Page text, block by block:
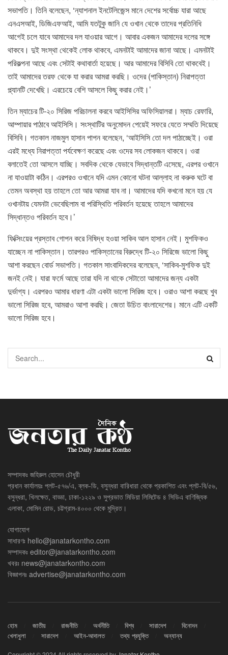
সভাপতি। তিনি বলেছেন, ‘ন্যাশনাল ইনটেলিজেন্স মানে দেশের সর্বোচ্চ যারা আছে
এনএসআই, ডিজিএফআই, আমি যতটুকু জানি যে ওখান থেকে তাদের প্রতিনিধি
আগেই চলে যাবে আমাদের দল যাওয়ার আগে। আবার একজন আমাদের দলের সঙ্গে
থাকবে। দুই সংস্থা থেকেই লোক থাকবে, এমনটাই আমাদের জানা আছে। এমনটাই
পরিকল্পনা আছে এবং সেটাই কথাবার্তা হয়েছে। আর আমাদের বিসিবি তো থাকবেই।
তাই আমাদের তরফ থেকে যা করার আমরা করছি। ওদের (পাকিস্তান) নিরাপত্তা
প্ল্যানটি দেখেছি। এরচেয়ে বেশি আসলে কিছু করার নেই।’
তিন ম্যাচের টি-২০ সিরিজ পরিচালনা করবে আইসিসির অফিসিয়ালরা। ম্যাচ রেফারি,
আম্পায়ার পাঠাবে আইসিসি। সংস্থাটির অনুমোদন পেয়েই সফরে যেতে সম্মতি দিয়েছে
বিসিবি। গতকাল নাজমুল হাসান পাপন বলেছেন, ‘আইসিসি তো দল পাঠাচ্ছেই। ওরা
এরই মধ্যে নিরাপত্তা পর্যবেক্ষণ করেছে এবং ওদের সব লোকজন থাকবে। ওরা
বলাতেই তো আসলে যাচ্ছি। সবদিক থেকে যেভাবে সিদ্ধান্তটি এসেছে, এরপর ওখানে
না যাওয়াটা কঠিন। এরপরও ওখানে যদি এমন কোনো ঘটনা আল্লাহ না করুক ঘটে বা
তেমন অবস্থা হয় তাহলে তো আর আমরা যাব না। আমাদের যদি কখনো মনে হয় যে
ওখানটায় যেমনটা ভেবেছিলাম বা পরিস্থিতি পরিবর্তন হয়েছে তাহলে আমাদের
সিদ্ধান্তও পরিবর্তন হবে।’
ফিক্সিংয়ের প্রস্তাব গোপন করে নিষিদ্ধ হওয়া সাকিব আল হাসান নেই। মুশফিকও
যাচ্ছেন না পাকিস্তান। তারপরও পাকিস্তানের বিরুদ্ধে টি-২০ সিরিজে ভালো কিছু
আশা করছেন বোর্ড সভাপতি। গতকাল সাংবাদিকদের বলেছেন, ‘সাকিব-মুশফিক দুই
জনই নেই। যারা ফর্মে আছে তারা যদি না থাকে সেটাতো আমাদের জন্য একটা
দুর্ভাগ্য। এরপরও আমার ধারণা এটা একটা ভালো সিরিজ হবে। ওরাও আশা করছে খুব
ভালো সিরিজ হবে, আমরাও আশা করছি। জেতা উচিত বাংলাদেশের। মানে এটি একটি
ভালো সিরিজ হবে।
সম্পাদকঃ জহিরুল হোসেন চৌধুরী
প্রধান কার্যালয়ঃ প্লট-৫৭৬/এ, ব্লক-ডি, বসুন্ধরা বারিধারা থেকে প্রকাশিত এবং প্লট-বি/৫৬,
বসুন্ধরা, খিলক্ষেত, বাড্ডা, ঢাকা-১২২৯ ও সুপ্রভাত মিডিয়া লিমিটেড ৪ সিডিএ বাণিজ্যিক
এলাকা, মোমিন রোড, চট্টগ্রাম-৪০০০ থেকে মুদ্রিত।
যোগাযোগ
সাধারণঃ hello@janatarkontho.com
সম্পাদকঃ editor@janatarkontho.com
খবরঃ news@janatarkontho.com
বিজ্ঞাপনঃ advertise@janatarkontho.com
হোম জাতীয় রাজনীতি অর্থনীতি বিশ্ব সারাদেশ
বিনোদন
খেলাধুলা
সারাদেশ আইন-আদালত তথ্য প্রযুক্তি অন্যান্য